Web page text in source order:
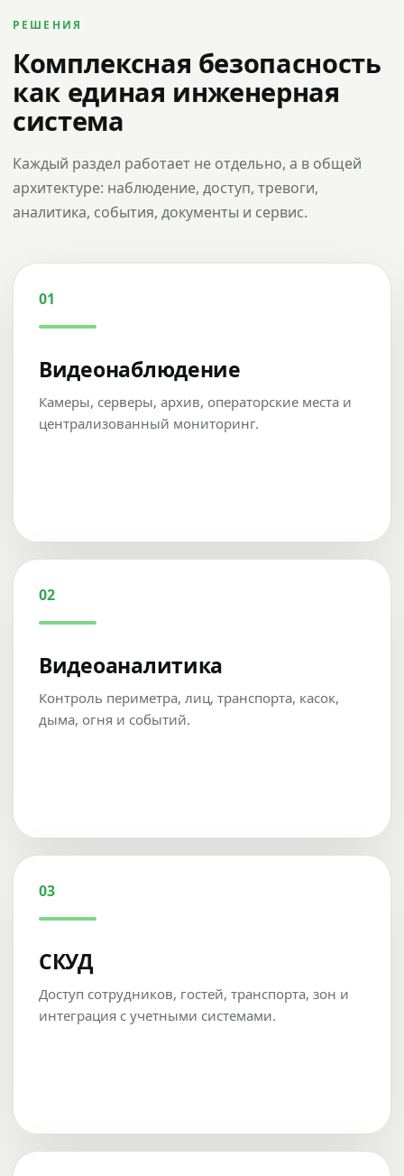
РЕШЕНИЯ
Комплексная безопасность
как единая инженерная
система
Каждый раздел работает не отдельно, а в общей
архитектуре: наблюдение, доступ, тревоги,
аналитика, события, документы и сервис.
01
Видеонаблюдение
Камеры, серверы, архив, операторские места и
централизованный мониторинг.
02
Видеоаналитика
Контроль периметра, лиц, транспорта, касок,
дыма, огня и событий.
03
СКУД
Доступ сотрудников, гостей, транспорта, зон и
интеграция с учетными системами.